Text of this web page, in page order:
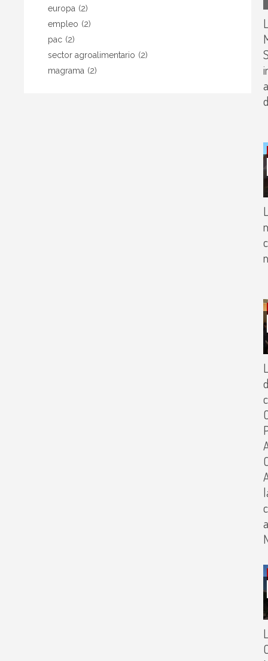
europa (2)
empleo (2)
pac (2)
sector agroalimentario (2)
magrama (2)